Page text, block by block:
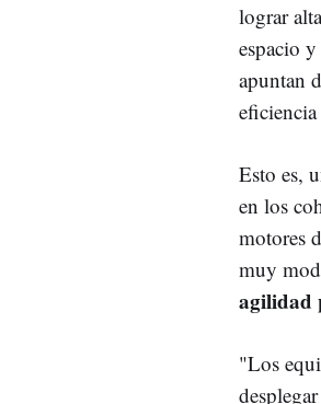
lograr
espacio y
apuntan
Esto es,
en los
motores
muy
agilidad
"Los
desplegar